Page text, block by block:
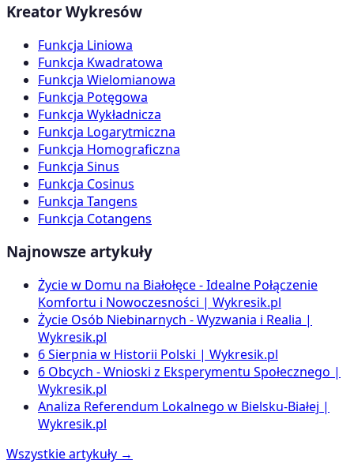
Kreator Wykresów
Funkcja Liniowa
Funkcja Kwadratowa
Funkcja Wielomianowa
Funkcja Potęgowa
Funkcja Wykładnicza
Funkcja Logarytmiczna
Funkcja Homograficzna
Funkcja Sinus
Funkcja Cosinus
Funkcja Tangens
Funkcja Cotangens
Najnowsze artykuły
Życie w Domu na Białołęce - Idealne Połączenie
Komfortu i Nowoczesności | Wykresik.pl
Życie Osób Niebinarnych - Wyzwania i Realia |
Wykresik.pl
6 Sierpnia w Historii Polski | Wykresik.pl
6 Obcych - Wnioski z Eksperymentu Społecznego |
Wykresik.pl
Analiza Referendum Lokalnego w Bielsku-Białej |
Wykresik.pl
Wszystkie artykuły →